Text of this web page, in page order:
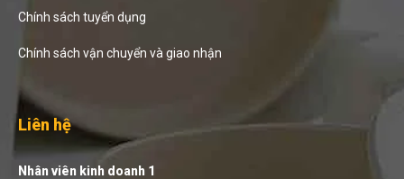
Chính sách tuyển dụng
Chính sách vận chuyển và giao nhận
Liên hệ
Nhân viên kinh doanh 1